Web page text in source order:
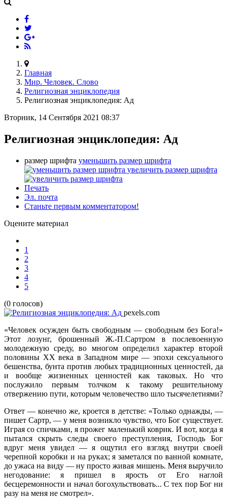
Главная
Мир. Человек. Слово
Религиозная энциклопедия
Религиозная энциклопедия: Ад
Вторник, 14 Сентября 2021 08:37
Религиозная энциклопедия: Ад
размер шрифта уменьшить размер шрифта
увеличить размер шрифта
Печать
Эл. почта
Станьте первым комментатором!
Оцените материал
1
2
3
4
5
(0 голосов)
pexels.com
«Человек осужден быть свободным — свободным без Бога!»
Этот лозунг, брошенный Ж.-П.Сартром в послевоенную
молодежную среду, во многом определил характер второй
половины ХХ века в Западном мире — эпохи сексуального
бешенства, бунта против любых традиционных ценностей, да
и вообще жизненных ценностей как таковых. Но что
послужило первым толчком к такому решительному
отвержению пути, которым человечество шло тысячелетиями?
Ответ — конечно же, кроется в детстве: «Только однажды, —
пишет Сартр, — у меня возникло чувство, что Бог существует.
Играя со спичками, я прожег маленький коврик. И вот, когда я
пытался скрыть следы своего преступления, Господь Бог
вдруг меня увидел — я ощутил его взгляд внутри своей
черепной коробки и на руках; я заметался по ванной комнате,
до ужаса на виду — ну просто живая мишень. Меня выручило
негодование: я пришел в ярость от Его наглой
бесцеремонности и начал богохульствовать... С тех пор Бог ни
разу на меня не смотрел».